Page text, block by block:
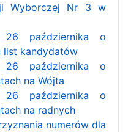
Wyborczej Nr 3 w
26 października o
list kandydatów
26 października o
na Wójta
26 października o
na radnych
numerów dla